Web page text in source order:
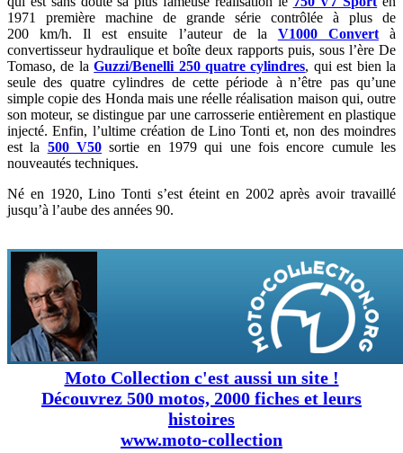
1971 première machine de grande série contrôlée à plus de
200 km/h. Il est ensuite l’auteur de la V1000 Convertà
convertisseur hydraulique et boîte deux rapports puis, sous l’ère De
Tomaso, de laGuzzi/Benelli 250 quatre cylindres, qui est bien la
seule des quatre cylindres de cette période à n’être pas qu’une
simple copie des Honda mais une réelle réalisation maison qui, outre
son moteur, se distingue par une carrosserie entièrement en plastique
injecté. Enfin, l’ultime création de Lino Tonti et, non des moindres
est la 500 V50 sortie en 1979 qui une fois encore cumule les
nouveautés techniques.
Né en 1920, Lino Tonti s’est éteint en 2002 après avoir travaillé
jusqu’à l’aube des années 90.
Moto Collection c'est aussi un site !
Découvrez 500 motos, 2000 fiches et leurs
histoires
www.moto-collection